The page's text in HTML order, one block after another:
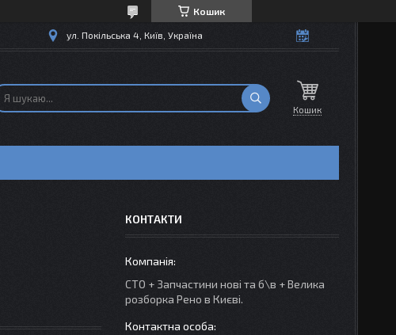
Кошик
ул. Покільська 4, Київ, Україна
Кошик
КОНТАКТИ
СТО + Запчастини нові та б\в + Велика
розборка Рено в Києві.